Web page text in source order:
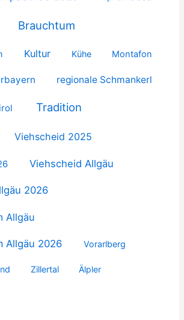
Brauchtum
Kultur Kühe Montafon
regionale Schmankerl
Tradition
Viehscheid 2025
Viehscheid Allgäu
2026
Allgäu
Allgäu 2026 Vorarlberg
Zillertal Älpler